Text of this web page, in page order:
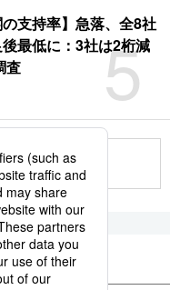
5
の支持率】急落、全8社
最低に：3社は2桁減
査